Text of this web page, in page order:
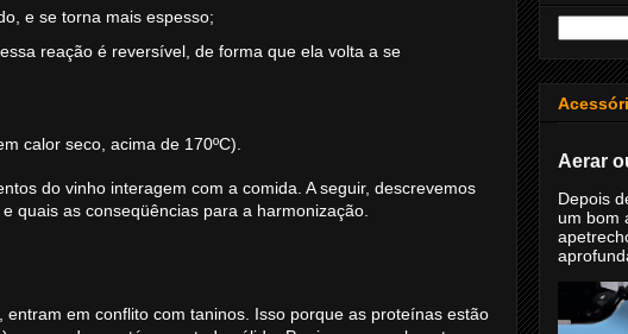
e se torna mais espesso;
reação é reversível, de forma que ela volta a se
calor seco, acima de 170ºC).
do vinho interagem com a comida. A seguir, descrevemos
quais as conseqüências para a harmonização.
em conflito com taninos. Isso porque as proteínas estão
Aerar
Depois
um bom